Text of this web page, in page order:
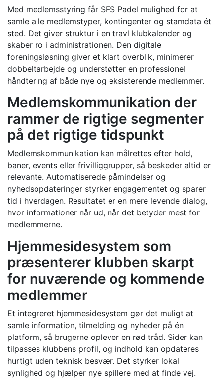
Med medlemsstyring får SFS Padel mulighed for at
samle alle medlemstyper, kontingenter og stamdata ét
sted. Det giver struktur i en travl klubkalender og
skaber ro i administrationen. Den digitale
foreningsløsning giver et klart overblik, minimerer
dobbeltarbejde og understøtter en professionel
håndtering af både nye og eksisterende medlemmer.
Medlemskommunikation der
rammer de rigtige segmenter
på det rigtige tidspunkt
Medlemskommunikation kan målrettes efter hold,
baner, events eller frivilliggrupper, så beskeder altid er
relevante. Automatiserede påmindelser og
nyhedsopdateringer styrker engagementet og sparer
tid i hverdagen. Resultatet er en mere levende dialog,
hvor informationer når ud, når det betyder mest for
medlemmerne.
Hjemmesidesystem som
præsenterer klubben skarpt
for nuværende og kommende
medlemmer
Et integreret hjemmesidesystem gør det muligt at
samle information, tilmelding og nyheder på én
platform, så brugerne oplever en rød tråd. Sider kan
tilpasses klubbens profil, og indhold kan opdateres
hurtigt uden teknisk besvær. Det styrker lokal
synlighed og hjælper nye spillere med at finde vej.